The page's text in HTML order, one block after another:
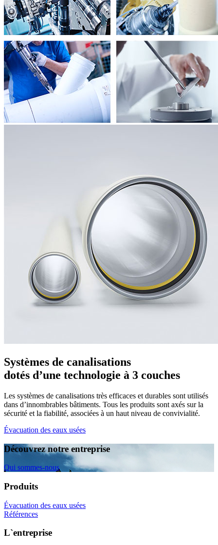
Systèmes de canalisations
dotés d’une technologie à 3 couches
Les systèmes de canalisations très efficaces et durables sont utilisés
dans d’innombrables bâtiments. Tous les produits sont axés sur la
sécurité et la fiabilité, associées à un haut niveau de convivialité.
Évacuation des eaux usées
Découvrez notre entreprise
Qui sommes-nous
Produits
Évacuation des eaux usées
Références
L`entreprise